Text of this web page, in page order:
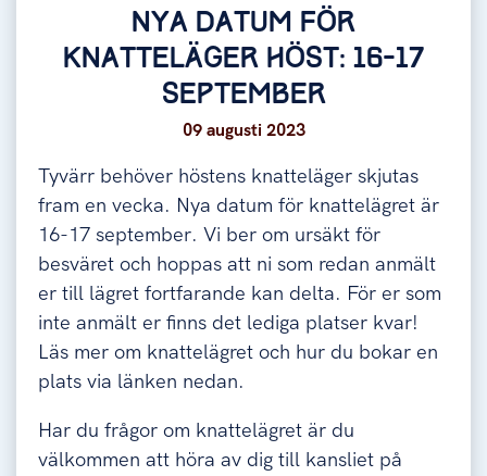
NYA DATUM FÖR
KNATTELÄGER HÖST: 16-17
SEPTEMBER
09 augusti 2023
Tyvärr behöver höstens knatteläger skjutas
fram en vecka. Nya datum för knattelägret är
16-17 september. Vi ber om ursäkt för
besväret och hoppas att ni som redan anmält
er till lägret fortfarande kan delta. För er som
inte anmält er finns det lediga platser kvar!
Läs mer om knattelägret och hur du bokar en
plats via länken nedan.
Har du frågor om knattelägret är du
välkommen att höra av dig till kansliet på